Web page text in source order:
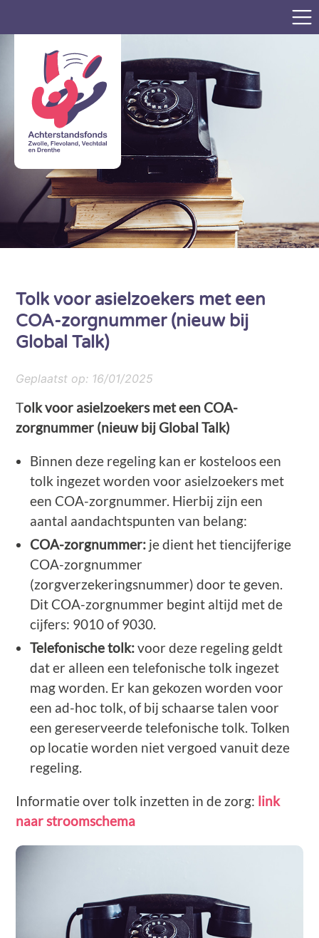
Tolk voor asielzoekers met een
COA-zorgnummer (nieuw bij
Global Talk)
Geplaatst op: 16/01/2025
Tolk voor asielzoekers met een COA-
zorgnummer (nieuw bij Global Talk)
Binnen deze regeling kan er kosteloos een
tolk ingezet worden voor asielzoekers met
een COA-zorgnummer. Hierbij zijn een
aantal aandachtspunten van belang:
COA-zorgnummer: je dient het tiencijferige
COA-zorgnummer
(zorgverzekeringsnummer) door te geven.
Dit COA-zorgnummer begint altijd met de
cijfers: 9010 of 9030.
Telefonische tolk:voor deze regeling geldt
dat er alleen een telefonische tolk ingezet
mag worden. Er kan gekozen worden voor
een ad-hoc tolk, of bij schaarse talen voor
een gereserveerde telefonische tolk. Tolken
op locatie worden niet vergoed vanuit deze
regeling.
Informatie over tolk inzetten in de zorg: link
naar stroomschema